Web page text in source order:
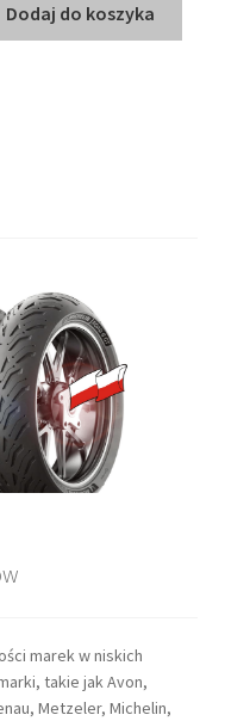
Dodaj do koszyka
marek w niskich
takie jak Avon,
Metzeler, Michelin,